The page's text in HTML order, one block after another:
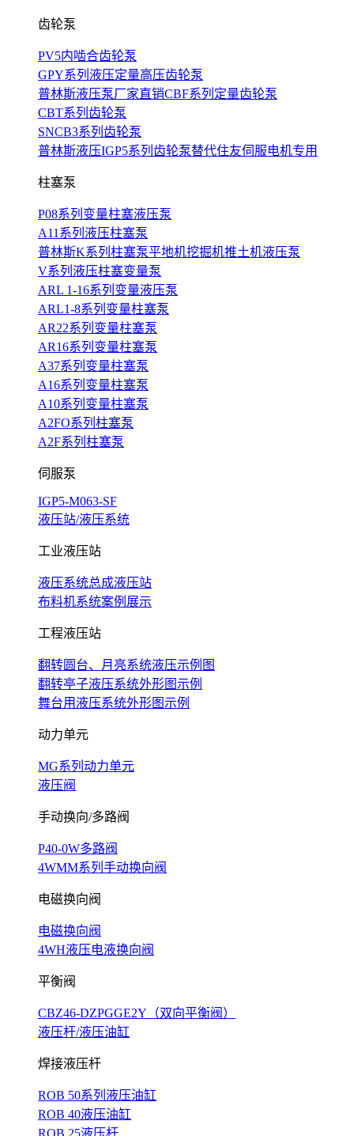
齿轮泵
PV5内啮合齿轮泵
GPY系列液压定量高压齿轮泵
普林斯液压泵厂家直销CBF系列定量齿轮泵
CBT系列齿轮泵
SNCB3系列齿轮泵
普林斯液压IGP5系列齿轮泵替代住友伺服电机专用
柱塞泵
P08系列变量柱塞液压泵
A11系列液压柱塞泵
普林斯K系列柱塞泵平地机挖掘机推土机液压泵
V系列液压柱塞变量泵
ARL 1-16系列变量液压泵
ARL1-8系列变量柱塞泵
AR22系列变量柱塞泵
AR16系列变量柱塞泵
A37系列变量柱塞泵
A16系列变量柱塞泵
A10系列变量柱塞泵
A2FO系列柱塞泵
A2F系列柱塞泵
伺服泵
IGP5-M063-SF
液压站/液压系统
工业液压站
液压系统总成液压站
布料机系统案例展示
工程液压站
翻转圆台、月亮系统液压示例图
翻转亭子液压系统外形图示例
舞台用液压系统外形图示例
动力单元
MG系列动力单元
液压阀
手动换向/多路阀
P40-0W多路阀
4WMM系列手动换向阀
电磁换向阀
电磁换向阀
4WH液压电液换向阀
平衡阀
CBZ46-DZPGGE2Y（双向平衡阀）
液压杆/液压油缸
焊接液压杆
ROB 50系列液压油缸
ROB 40液压油缸
ROB 25液压杆